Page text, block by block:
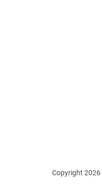
Copyright 2026